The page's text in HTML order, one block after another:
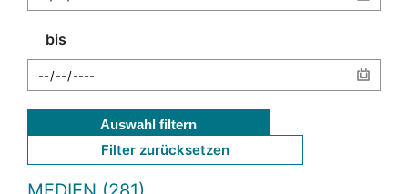
bis
Auswahl filtern
Filter zurücksetzen